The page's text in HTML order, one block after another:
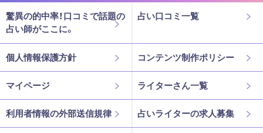
驚異の的中率！口コミで話題の
占い師がここに。
占い口コミ一覧
個人情報保護方針 コンテンツ制作ポリシー
マイページ ライターさん一覧
利用者情報の外部送信規律 占いライターの求人募集